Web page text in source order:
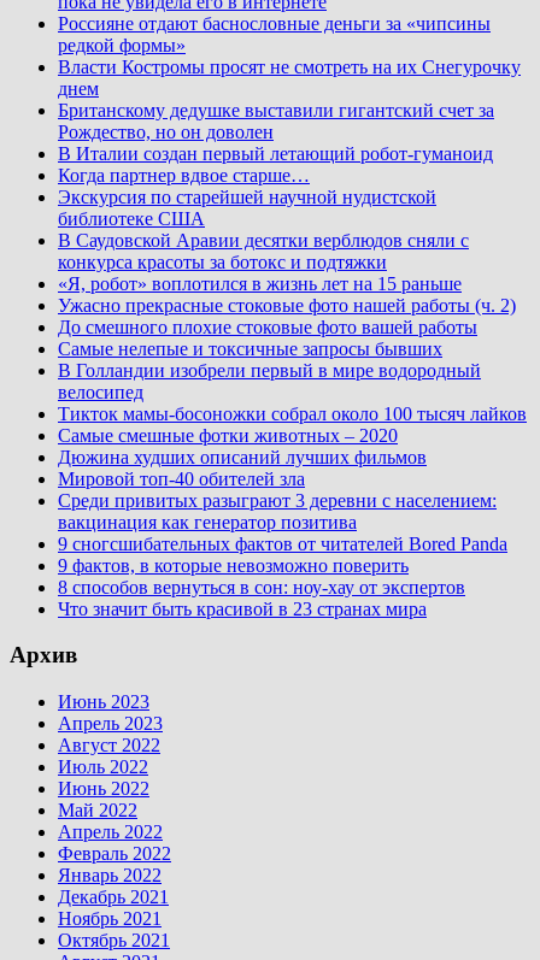
Россияне отдают баснословные деньги за «чипсины
редкой формы»
Власти Костромы просят не смотреть на их Снегурочку
днем
Британскому дедушке выставили гигантский счет за
Рождество, но он доволен
В Италии создан первый летающий робот-гуманоид
Когда партнер вдвое старше…
Экскурсия по старейшей научной нудистской
библиотеке США
В Саудовской Аравии десятки верблюдов сняли с
конкурса красоты за ботокс и подтяжки
«Я, робот» воплотился в жизнь лет на 15 раньше
Ужасно прекрасные стоковые фото нашей работы (ч. 2)
До смешного плохие стоковые фото вашей работы
Самые нелепые и токсичные запросы бывших
В Голландии изобрели первый в мире водородный
велосипед
Тикток мамы-босоножки собрал около 100 тысяч лайков
Самые смешные фотки животных – 2020
Дюжина худших описаний лучших фильмов
Мировой топ-40 обителей зла
Среди привитых разыграют 3 деревни с населением:
вакцинация как генератор позитива
9 сногсшибательных фактов от читателей Bored Panda
9 фактов, в которые невозможно поверить
8 способов вернуться в сон: ноу-хау от экспертов
Что значит быть красивой в 23 странах мира
Архив
Июнь 2023
Апрель 2023
Август 2022
Июль 2022
Июнь 2022
Май 2022
Апрель 2022
Февраль 2022
Январь 2022
Декабрь 2021
Ноябрь 2021
Октябрь 2021